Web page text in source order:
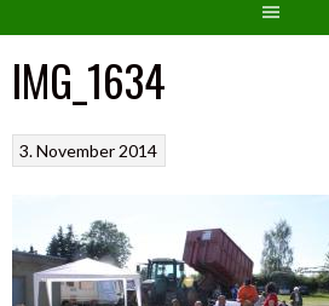
IMG_1634
3. November 2014